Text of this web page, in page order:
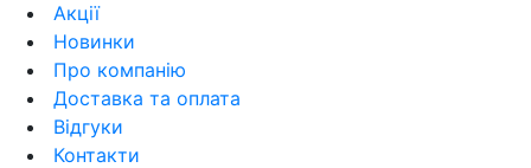
Акції
Новинки
Про компанію
Доставка та оплата
Відгуки
Контакти